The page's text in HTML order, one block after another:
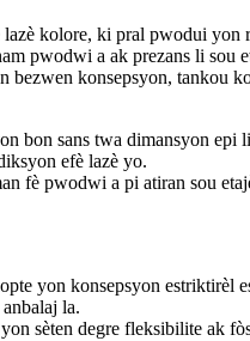
lazè kolore, ki pral pwodui
pwodwi a ak prezans li sou
bezwen konsepsyon, tankou
bon sans twa dimansyon
efè lazè yo.
fè pwodwi a pi atiran sou
yon konsepsyon
la.
sèten degre fleksibilite ak